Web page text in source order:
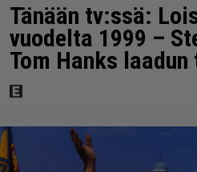
Tänään tv:ssä:
vuodelta 1999 –
Tom Hanks laadun